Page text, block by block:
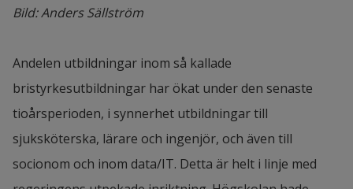
Bild: Anders Sällström
Andelen utbildningar inom så kallade
bristyrkesutbildningar har ökat under den senaste
tioårsperioden, i synnerhet utbildningar till
sjuksköterska, lärare och ingenjör, och även till
socionom och inom data/IT. Detta är helt i linje med